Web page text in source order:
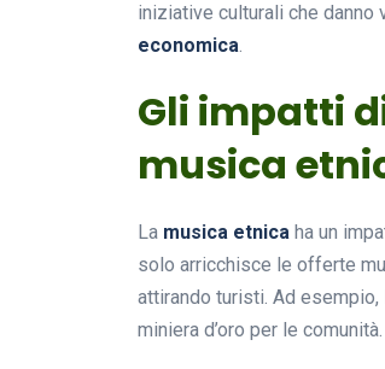
iniziative culturali che
economica.
Gli impatti
musica
La musica etnica ha un
solo arricchisce le offerte
attirando turisti. Ad
miniera d’oro per le comunità.